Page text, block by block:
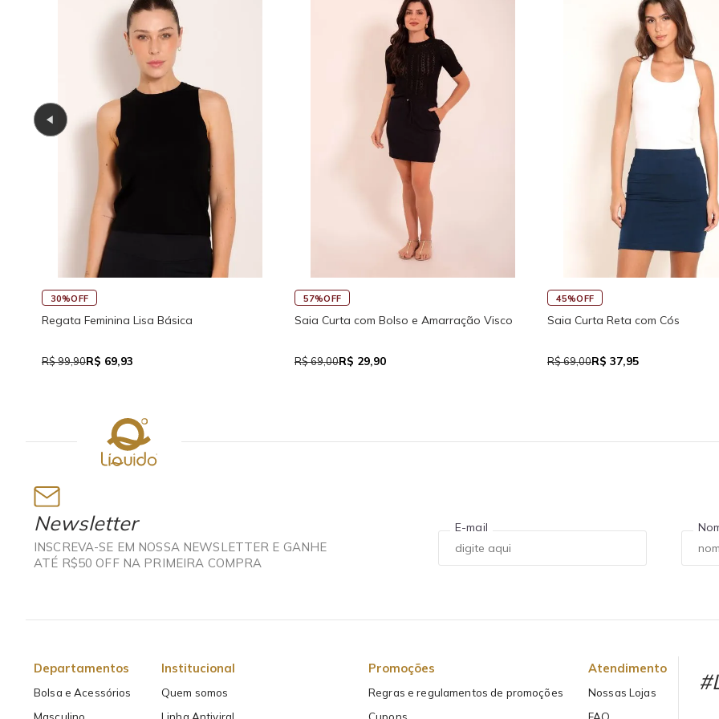
45%OFF
Saia Curta Reta com Cós
R$ 69,00R$ 37,95
30%OFF
Macaquinho Fitness New Ikat Com Abertura
R$ 159,90R$ 111,93
45%OFF
Regata Feminina de Alcinhas
R$ 71,00R$ 39,05
Newsletter
INSCREVA-SE EM NOSSA NEWSLETTER E GANHE
ATÉ R$50 OFF NA PRIMEIRA COMPRA
E-mail
Departamentos
Bolsa e Acessórios
Institucional
Quem somos
Promoções
Regras e regulamentos de promoções
Atendimento
Nossas Lojas